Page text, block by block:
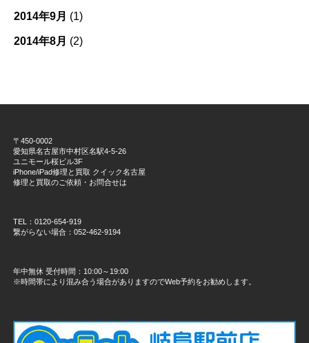
2014年9月 (1)
2014年8月 (2)
〒450-0002
愛知県名古屋市中村区名駅4-5-26
ユニモール桜ビル3F
iPhone/iPad修理と買取 クイック名古屋
修理と買取のご依頼・お問合せは
TEL：0120-654-919
繋がらない場合：052-462-9194
年中無休 受付時間：10:00～19:00
※時間帯により混み合う場合がありますのでWeb予約をお勧めします。